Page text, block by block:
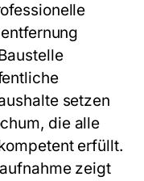
setzen
, die alle
erfüllt.
zeigt